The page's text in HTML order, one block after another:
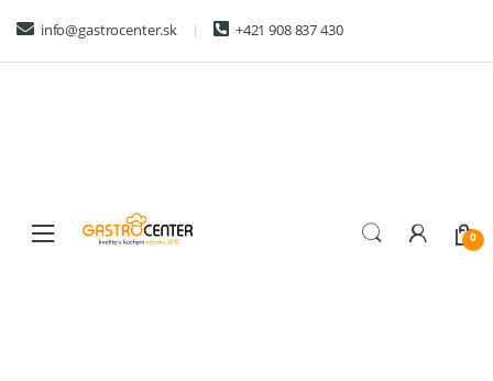
navigation
content
info@gastrocenter.sk +421 908 837 430
0